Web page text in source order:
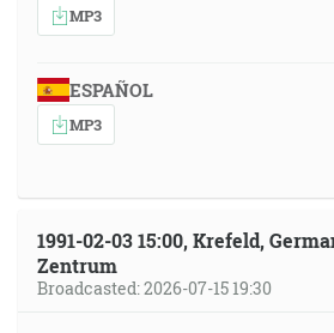
MP3
ESPAÑOL
MP3
1991-02-03 15:00, Krefeld,
Zentrum
Broadcasted: 2026-07-15 19:30